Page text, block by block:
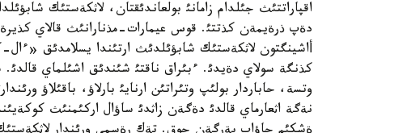
اقپاراتتئث جئلدام زامانئ بولعاندئقتان، لاثكةستئك
دةپ ذرةيمةن كذتتئ. قوس عيمارات-مذنارانئث قالاي
أاشينگتون لاثكةستئك شابؤئلدئث ارتئندا يسلامدئق
كذنگة سولاي دةيدئ. ءبئراق ناقتئ شئندئق اشئلماي
وتسة، حاباردار بولئپ وتئراتئن ارنايئ بارلاؤ، باقئلاؤ
نةگة اثعارماي قالدئ دةگةن زاثدئ ساؤال اركئمنئث